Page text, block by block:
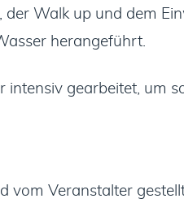
Walk up und dem
herangeführt.
gearbeitet, um
vom Veranstalter